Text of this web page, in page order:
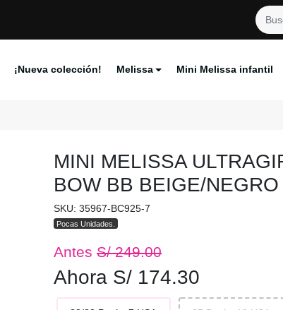
¡Nueva colección! Melissa Mini Melissa infantil
MINI MELISSA
BOW BB BEIGE/NEGRO
SKU: 35967-BC925-7
Pocas Unidades.
Antes S/ 249.00
Ahora S/ 174.30